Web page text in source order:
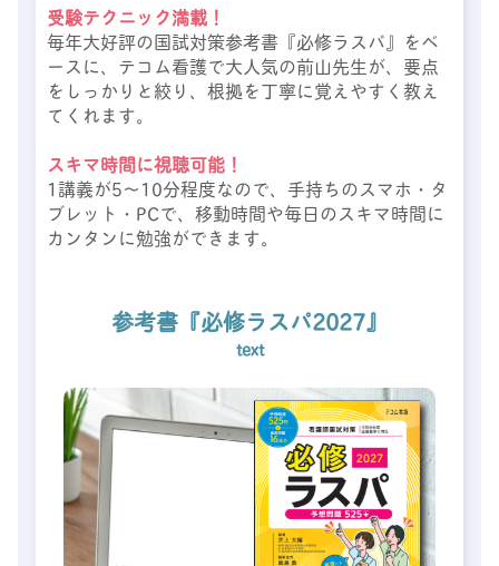
受験テクニック満載！
毎年大好評の国試対策参考書『必修ラスパ』をベ
ースに、テコム看護で大人気の前山先生が、要点
をしっかりと絞り、根拠を丁寧に覚えやすく教え
てくれます。
スキマ時間に視聴可能！
1講義が5～10分程度なので、手持ちのスマホ・タ
ブレット・PCで、移動時間や毎日のスキマ時間に
カンタンに勉強ができます。
参考書『必修ラスパ2027』
text